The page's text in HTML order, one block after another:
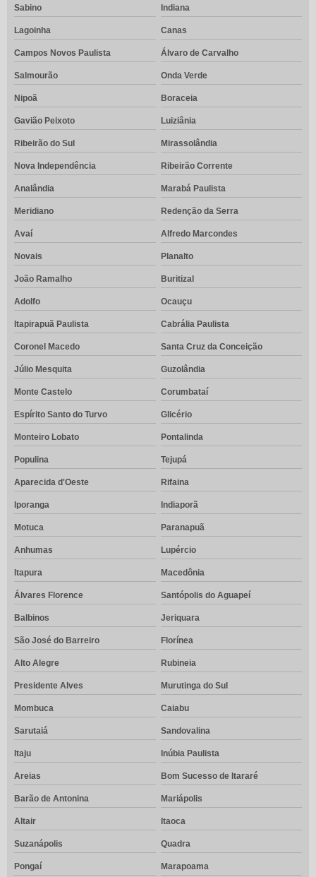
Sabino Indiana
Lagoinha Canas
Campos Novos Paulista Álvaro de Carvalho
Salmourão Onda Verde
Nipoã Boraceia
Gavião Peixoto Luiziânia
Ribeirão do Sul Mirassolândia
Nova Independência Ribeirão Corrente
Analândia Marabá Paulista
Meridiano Redenção da Serra
Avaí Alfredo Marcondes
Novais Planalto
João Ramalho Buritizal
Adolfo Ocauçu
Itapirapuã Paulista Cabrália Paulista
Coronel Macedo Santa Cruz da Conceição
Júlio Mesquita Guzolândia
Monte Castelo Corumbataí
Espírito Santo do Turvo Glicério
Monteiro Lobato Pontalinda
Populina Tejupá
Aparecida d'Oeste Rifaina
Iporanga Indiaporã
Motuca Paranapuã
Anhumas Lupércio
Itapura Macedônia
Álvares Florence Santópolis do Aguapeí
Balbinos Jeriquara
São José do Barreiro Florínea
Alto Alegre Rubineia
Presidente Alves Murutinga do Sul
Mombuca Caiabu
Sarutaiá Sandovalina
Itaju Inúbia Paulista
Areias Bom Sucesso de Itararé
Barão de Antonina Mariápolis
Altair Itaoca
Suzanápolis Quadra
Pongaí Marapoama